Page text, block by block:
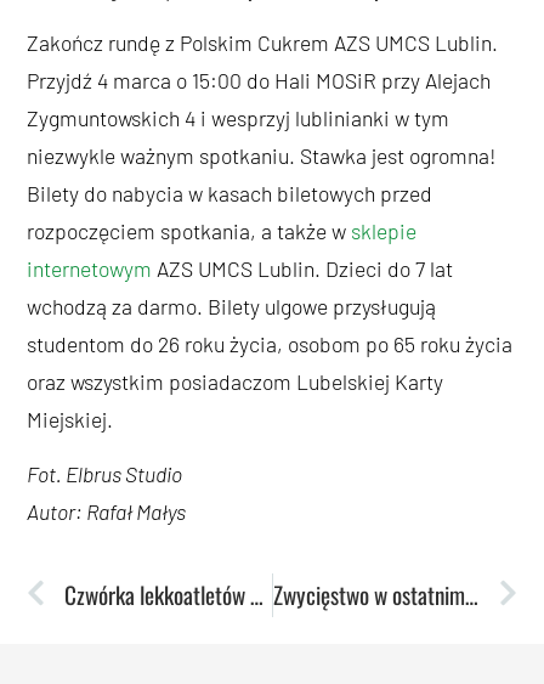
Zakończ rundę z Polskim Cukrem AZS UMCS Lublin.
Przyjdź 4 marca o 15:00 do Hali MOSiR przy Alejach
Zygmuntowskich 4 i wesprzyj lublinianki w tym
niezwykle ważnym spotkaniu. Stawka jest ogromna!
Bilety do nabycia w kasach biletowych przed
rozpoczęciem spotkania, a także w sklepie
internetowym AZS UMCS Lublin. Dzieci do 7 lat
wchodzą za darmo. Bilety ulgowe przysługują
studentom do 26 roku życia, osobom po 65 roku życia
oraz wszystkim posiadaczom Lubelskiej Karty
Miejskiej.
Fot. Elbrus Studio
Autor: Rafał Małys
Czwórka lekkoatletów AZS-u UMCS w walce o medale mistrzostw Europy Zwycięstwo w ostatnim domowym meczu rundy. Arka pokonana!